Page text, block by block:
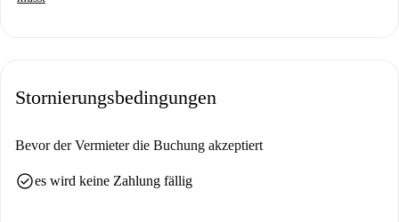
Stornierungsbedingungen
Bevor der Vermieter die Buchung akzeptiert
check_circlees wird keine Zahlung fällig